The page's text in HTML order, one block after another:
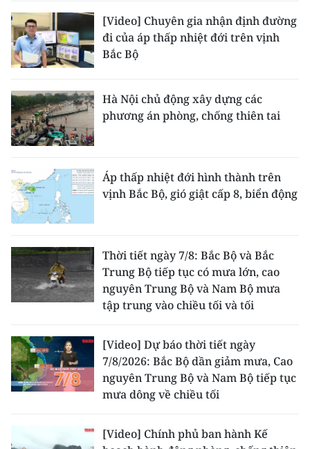
Nguyên
Đông Nam Bộ
Chuyên trang Hà Nội
Chuyên trang TP. Hồ Chí Minh
CHUYÊN ĐỀ
CÁC CHUYÊN TRANG
VỀ BÁO NHÂN DÂN
THỜI NAY
NHÂN DÂN CUỐI TUẦN
NHÂN DÂN HẰNG THÁNG
MUA BÁO
[Video] Chuyên gia nhận định đường
đi của áp thấp nhiệt đới trên vịnh
Bắc Bộ
Hà Nội chủ động xây dựng các
phương án phòng, chống thiên tai
Áp thấp nhiệt đới hình thành trên
vịnh Bắc Bộ, gió giật cấp 8, biển động
Thời tiết ngày 7/8: Bắc Bộ và Bắc
Trung Bộ tiếp tục có mưa lớn, cao
nguyên Trung Bộ và Nam Bộ mưa
tập trung vào chiều tối và tối
[Video] Dự báo thời tiết ngày
7/8/2026: Bắc Bộ dần giảm mưa, Cao
nguyên Trung Bộ và Nam Bộ tiếp tục
mưa dông về chiều tối
[Video] Chính phủ ban hành Kế